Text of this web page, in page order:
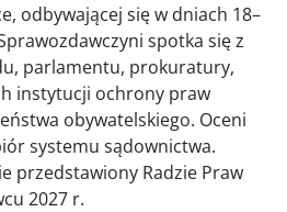
odbywającej się w dniach 18–
spotka się z
parlamentu, prokuratury,
instytucji ochrony praw
obywatelskiego. Oceni
systemu sądownictwa.
przedstawiony Radzie Praw
2027 r.